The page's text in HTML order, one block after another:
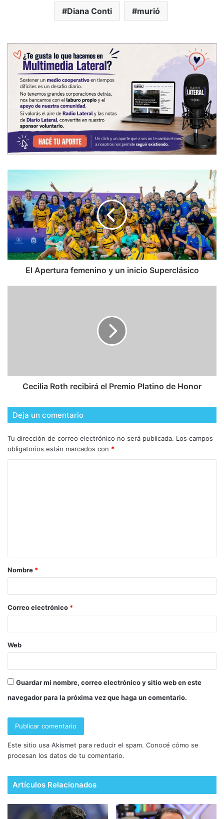
Diana Conti murió
El Apertura femenino y un inicio Superclásico
Cecilia Roth recibirá el Premio Platino de Honor
Deja un comentario
Tu dirección de correo electrónico no será publicada. Los campos
obligatorios están marcados con *
Nombre *
Correo electrónico *
Web
Guardar mi nombre, correo electrónico y sitio web en este
navegador para la próxima vez que haga un comentario.
Este sitio usa Akismet para reducir el spam. Conocé cómo se
procesan los datos de tu comentario.
Artículos Relacionados